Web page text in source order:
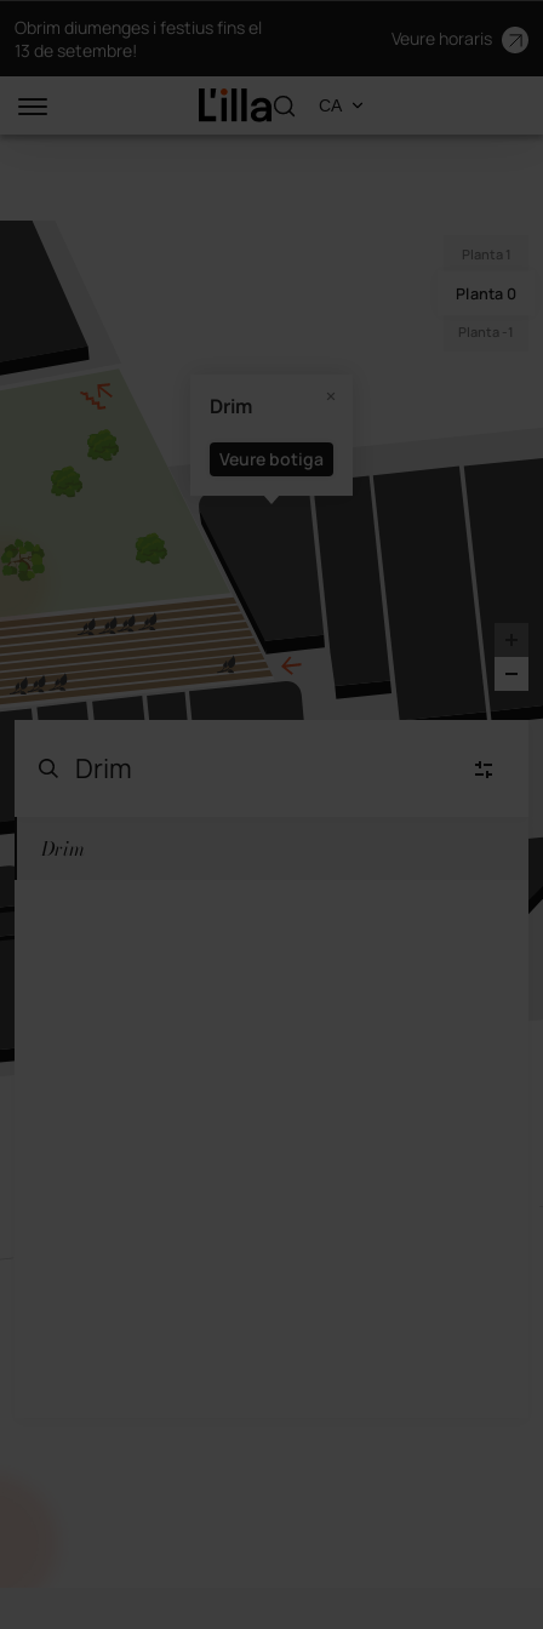
Obrim diumenges i festius fins el
13 de setembre!
Veure horaris
Drim
Veure botiga
Planta 1
Planta 0
Planta -1
Drim